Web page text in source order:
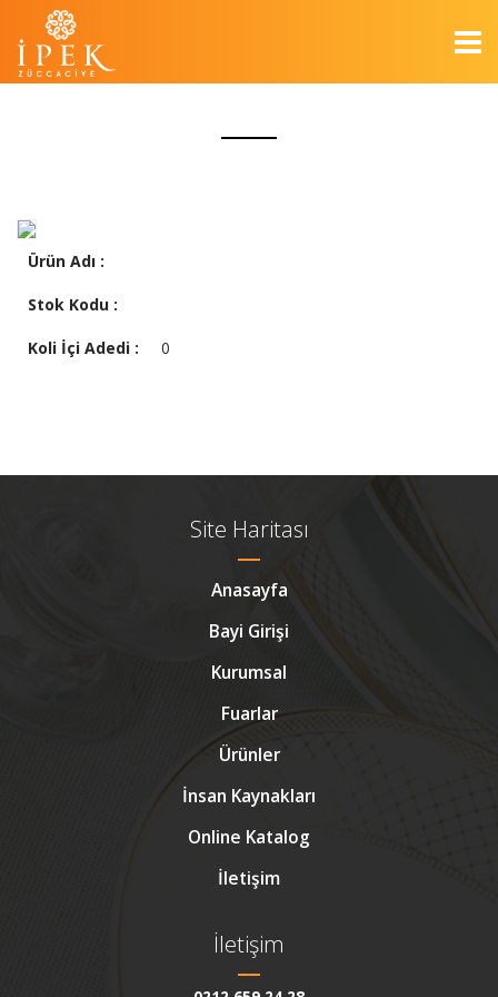
Ürün Adı :
Stok Kodu :
Koli İçi Adedi : 0
Site Haritası
Anasayfa
Bayi Girişi
Kurumsal
Fuarlar
Ürünler
İnsan Kaynakları
Online Katalog
İletişim
İletişim